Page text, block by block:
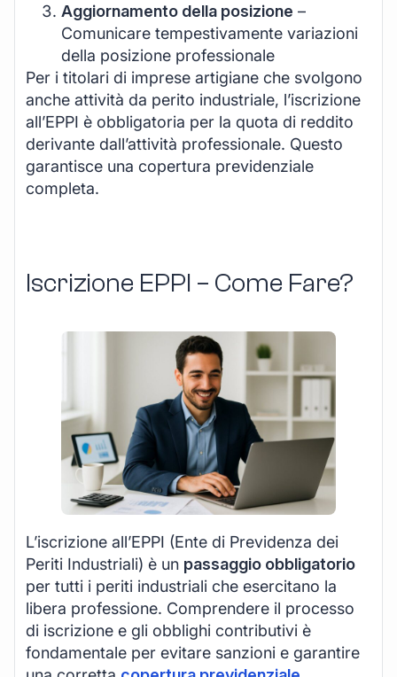
Aggiornamento della posizione –
Comunicare tempestivamente variazioni
della posizione professionale
Per i titolari di imprese artigiane che svolgono
anche attività da perito industriale, l’iscrizione
all’EPPI è obbligatoria per la quota di reddito
derivante dall’attività professionale. Questo
garantisce una copertura previdenziale
completa.
Iscrizione EPPI – Come Fare?
L’iscrizione all’EPPI (Ente di Previdenza dei
Periti Industriali) è un passaggio obbligatorio
per tutti i periti industriali che esercitano la
libera professione. Comprendere il processo
di iscrizione e gli obblighi contributivi è
fondamentale per evitare sanzioni e garantire